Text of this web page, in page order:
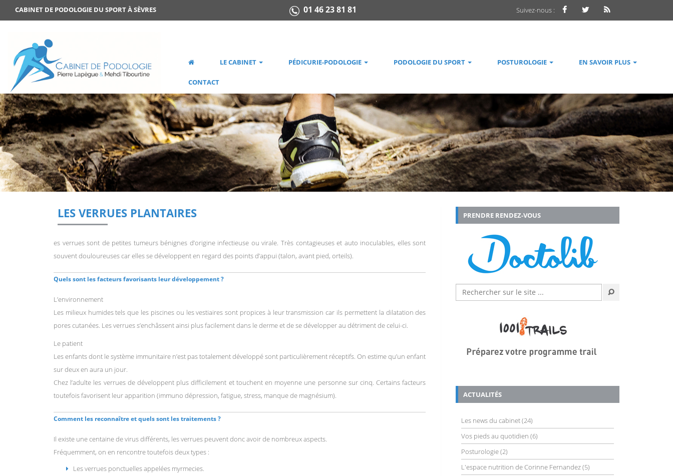
CABINET DE PODOLOGIE DU SPORT À SÈVRES 01 46 23 81 81 Suivez-nous :
LE CABINET PÉDICURIE-PODOLOGIE PODOLOGIE DU SPORT POSTUROLOGIE EN SAVOIR PLUS
CONTACT
LES VERRUES PLANTAIRES
es verrues sont de petites tumeurs bénignes d’origine infectieuse ou virale. Très contagieuses et auto inoculables, elles sont
souvent douloureuses car elles se développent en regard des points d’appui (talon, avant pied, orteils).
Quels sont les facteurs favorisants leur développement ?
L’environnement
Les milieux humides tels que les piscines ou les vestiaires sont propices à leur transmission car ils permettent la dilatation des
pores cutanées. Les verrues s’enchâssent ainsi plus facilement dans le derme et de se développer au détriment de celui-ci.
Le patient
Les enfants dont le système immunitaire n’est pas totalement développé sont particulièrement réceptifs. On estime qu’un enfant
sur deux en aura un jour.
Chez l’adulte les verrues de développent plus difficilement et touchent en moyenne une personne sur cinq. Certains facteurs
toutefois favorisent leur apparition (immuno dépression, fatigue, stress, manque de magnésium).
Comment les reconnaître et quels sont les traitements ?
Il existe une centaine de virus différents, les verrues peuvent donc avoir de nombreux aspects.
Fréquemment, on en rencontre toutefois deux types :
Les verrues ponctuelles appelées myrmecies.
PRENDRE RENDEZ-VOUS
ACTUALITÉS
Les news du cabinet(24)
Vos pieds au quotidien (6)
Posturologie(2)
L'espace nutrition de Corinne Fernandez(5)